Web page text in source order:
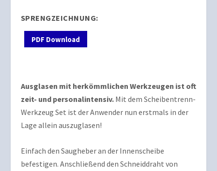
SPRENGZEICHNUNG:
PDF Download
Ausglasen mit herkömmlichen Werkzeugen ist oft
zeit- und personalintensiv.Mit dem Scheibentrenn-
Werkzeug Set ist der Anwender nun erstmals in der
Lage allein auszuglasen!
Einfach den Saugheber an der Innenscheibe
befestigen. Anschließend den Schneiddraht von